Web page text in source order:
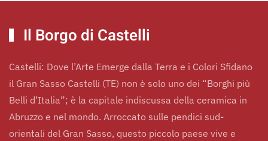
Castelli
Esplora la Regione Abruzzo Il Borgo Dettagli
Esperienze
Il Borgo di Castelli
Castelli: Dove l’Arte Emerge dalla Terra e i Colori Sfidano
il Gran Sasso Castelli (TE) non è solo uno dei “Borghi più
Belli d’Italia”; è la capitale indiscussa della ceramica in
Abruzzo e nel mondo. Arroccato sulle pendici sud-
orientali del Gran Sasso, questo piccolo paese vive e